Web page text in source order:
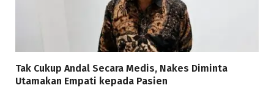
Tak Cukup Andal Secara Medis, Nakes Diminta
Utamakan Empati kepada Pasien